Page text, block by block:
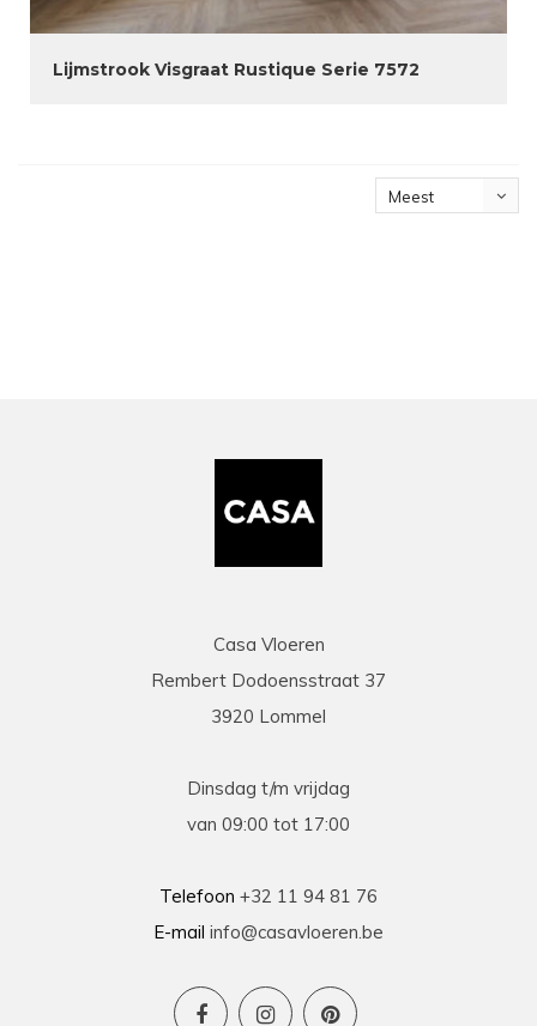
Lijmstrook Visgraat Rustique Serie 7572
Meest
Casa Vloeren
Rembert Dodoensstraat 37
3920 Lommel
Dinsdag t/m vrijdag
van 09:00 tot 17:00
Telefoon +32 11 94 81 76
E-mail info@casavloeren.be